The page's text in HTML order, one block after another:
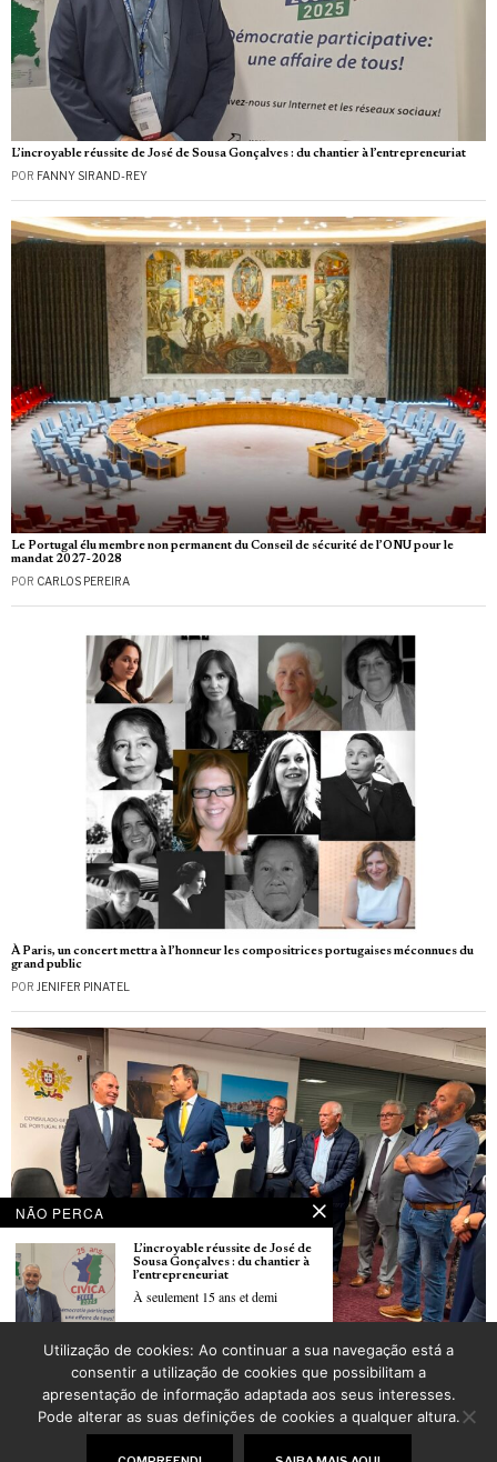
L’incroyable réussite de José de Sousa Gonçalves : du chantier à l’entrepreneuriat
POR FANNY SIRAND-REY
Le Portugal élu membre non permanent du Conseil de sécurité de l’ONU pour le
mandat 2027‑2028
POR CARLOS PEREIRA
À Paris, un concert mettra à l’honneur les compositrices portugaises méconnues du
grand public
POR JENIFER PINATEL
Secretário de Estado Emídio Sousa visitou Lyon e Clermont-Ferrand esta semana
CARLOS PEREIRA
©2026LusoJornal | Todos os direitos reservados
NÃO PERCA
L’incroyable réussite de José de
Sousa Gonçalves : du chantier à
l’entrepreneuriat
À seulement 15 ans et demi
Carrefour lança quinzena
dedicada aos produtos
portugueses de 9 a 22 de junho
O grupo Carrefour, em parceria
Utilização de cookies: Ao continuar a sua navegação está a
consentir a utilização de cookies que possibilitam a
apresentação de informação adaptada aos seus interesses.
Pode alterar as suas definições de cookies a qualquer altura.